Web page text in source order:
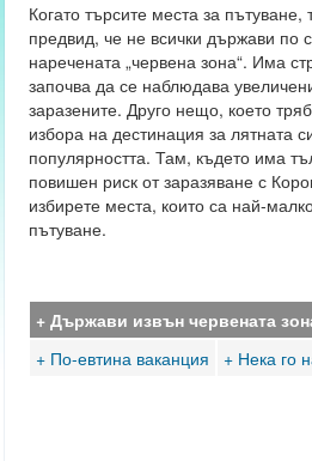
Когато търсите места за
предвид, че не всички държави по
наречената „червена зона“. Има
започва да се наблюдава
заразените. Друго нещо, което
избора на дестинация за лятната
популярността. Там, където има
повишен риск от заразяване с
избирете места, които са най-
пътуване.
+ Държави извън червената
+ По-евтина ваканция
+ Нека го